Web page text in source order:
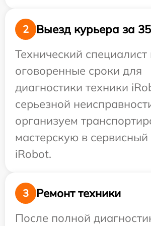
2
Выезд курьера за
Технический специалист
оговоренные сроки для
диагностики техники
серьезной
организуем
мастерскую в сервисный
iRobot.
3
Ремонт техники
После полной